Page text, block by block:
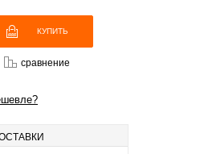
сравнение